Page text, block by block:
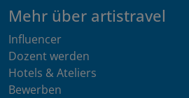
Mehr über artistravel
Influencer
Dozent werden
Hotels & Ateliers
Bewerben